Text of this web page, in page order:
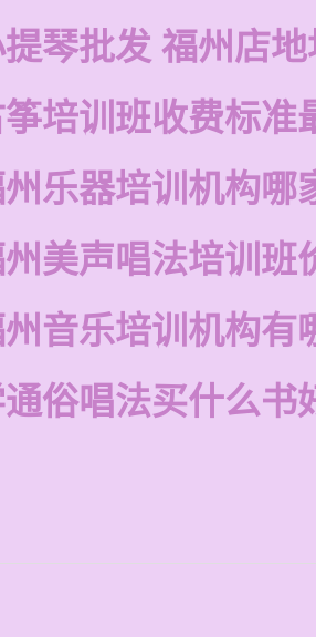
琴批发 福州店
培训班收费标准
乐器培训机构哪
美声唱法培训班
音乐培训机构有
俗唱法买什么书